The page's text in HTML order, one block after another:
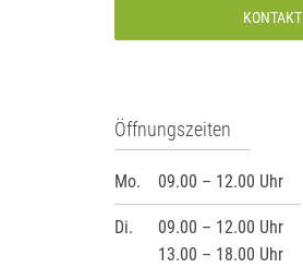
KONTAKT
Öffnungszeiten
Mo. 09.00 – 12.00 Uhr
Di.
09.00 – 12.00 Uhr
13.00 – 18.00 Uhr